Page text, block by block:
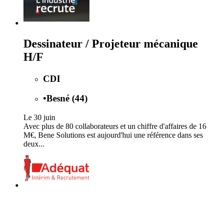
Dessinateur / Projeteur mécanique
H/F
CDI
•Besné (44)
Le 30 juin
Avec plus de 80 collaborateurs et un chiffre d'affaires de 16
M€, Bene Solutions est aujourd'hui une référence dans ses
deux...